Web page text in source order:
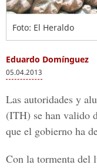
Foto: El Heraldo
Eduardo Domínguez
05.04.2013
Las autoridades y
(ITH) se han valido
que el gobierno ha
Con la tormenta del